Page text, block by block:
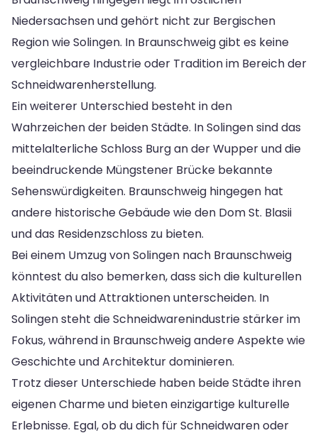
Niedersachsen und gehört nicht zur Bergischen
Region wie Solingen. In Braunschweig gibt es keine
vergleichbare Industrie oder Tradition im Bereich der
Schneidwarenherstellung.
Ein weiterer Unterschied besteht in den
Wahrzeichen der beiden Städte. In Solingen sind das
mittelalterliche Schloss Burg an der Wupper und die
beeindruckende Müngstener Brücke bekannte
Sehenswürdigkeiten. Braunschweig hingegen hat
andere historische Gebäude wie den Dom St. Blasii
und das Residenzschloss zu bieten.
Bei einem Umzug von Solingen nach Braunschweig
könntest du also bemerken, dass sich die kulturellen
Aktivitäten und Attraktionen unterscheiden. In
Solingen steht die Schneidwarenindustrie stärker im
Fokus, während in Braunschweig andere Aspekte wie
Geschichte und Architektur dominieren.
Trotz dieser Unterschiede haben beide Städte ihren
eigenen Charme und bieten einzigartige kulturelle
Erlebnisse. Egal, ob du dich für Schneidwaren oder